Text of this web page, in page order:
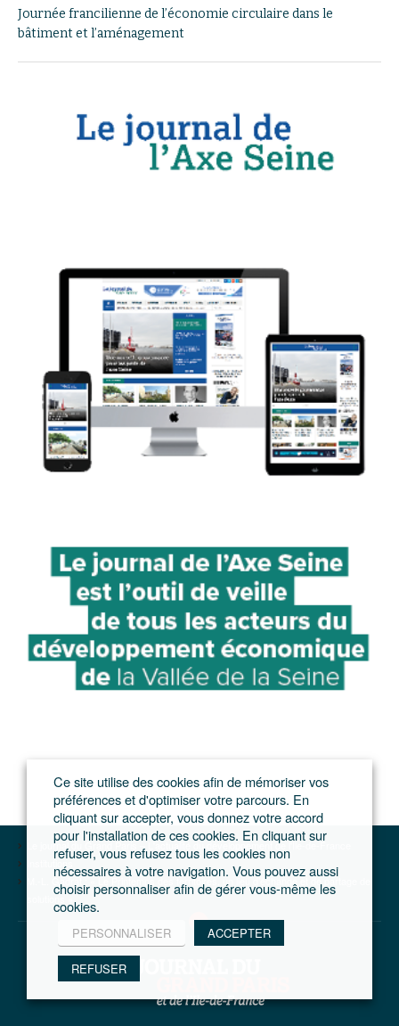
Journée francilienne de l’économie circulaire dans le
bâtiment et l’aménagement
Le journal du Grand Paris – L'actualité du développement de l'Ile-de-France
Institutions
M.-L. Gadrat : « Le Printemps des territoires, un lieu d’échange et de partage de
solutions »
Ce site utilise des cookies afin de mémoriser vos
préférences et d'optimiser votre parcours. En
cliquant sur accepter, vous donnez votre accord
pour l'installation de ces cookies. En cliquant sur
refuser, vous refusez tous les cookies non
nécessaires à votre navigation. Vous pouvez aussi
choisir personnaliser afin de gérer vous-même les
cookies.
PERSONNALISER ACCEPTER
REFUSER